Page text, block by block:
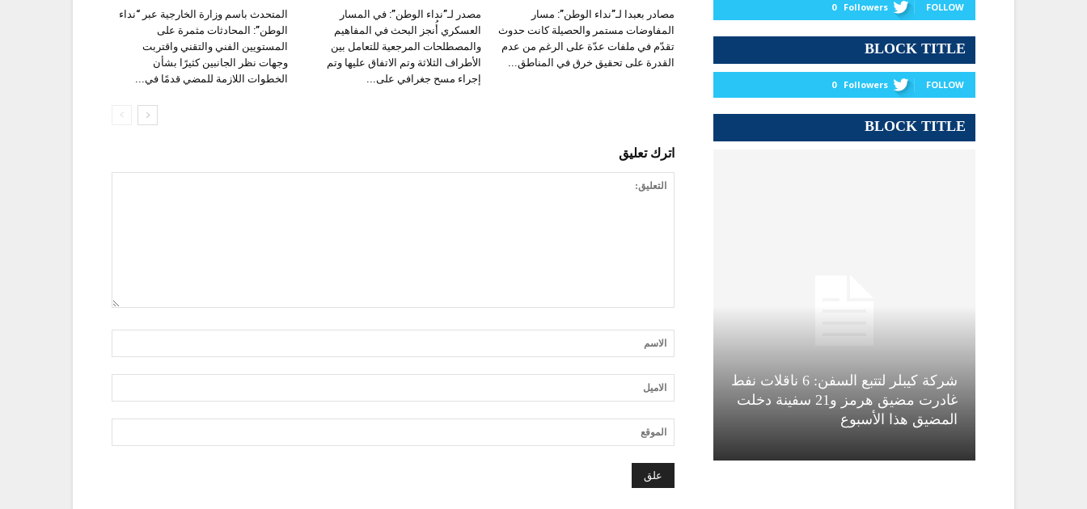
المتحدث باسم وزارة الخارجية عبر “نداء
الوطن”: المحادثات مثمرة على
المستويين الفني والتقني واقتربت
وجهات نظر الجانبين كثيرًا بشأن
الخطوات اللازمة للمضي قدمًا في...
مصدر لـ”نداء الوطن”: في المسار
العسكري أُنجز البحث في المفاهيم
والمصطلحات المرجعية للتعامل بين
الأطراف الثلاثة وتم الاتفاق عليها وتم
إجراء مسح جغرافي على...
مصادر بعبدا لـ”نداء الوطن”: مسار
المفاوضات مستمر والحصيلة كانت حدوث
تقدّم في ملفات عدّة على الرغم من عدم
القدرة على تحقيق خرق في المناطق...
اترك تعليق
0 Followers FOLLOW
BLOCK TITLE
0 Followers FOLLOW
BLOCK TITLE
شركة كيبلر لتتبع السفن: 6 ناقلات نفط
غادرت مضيق هرمز و21 سفينة دخلت
المضيق هذا الأسبوع